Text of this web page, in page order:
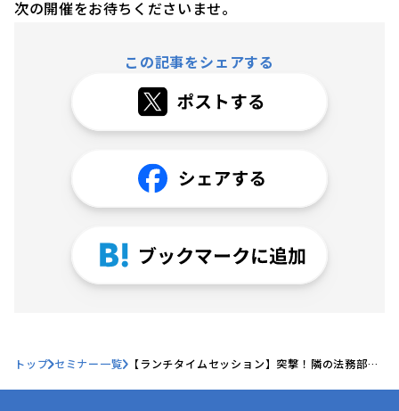
次の開催をお待ちくださいませ。
この記事をシェアする
トップ セミナー一覧 【ランチタイムセッション】突撃！隣の法務部